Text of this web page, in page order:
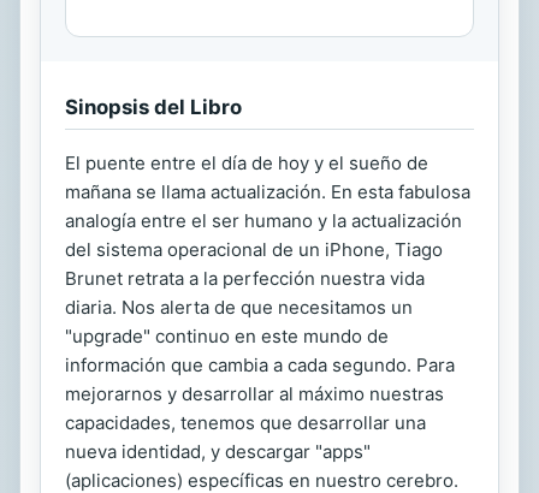
Sinopsis del Libro
El puente entre el día de hoy y el sueño de
mañana se llama actualización. En esta fabulosa
analogía entre el ser humano y la actualización
del sistema operacional de un iPhone, Tiago
Brunet retrata a la perfección nuestra vida
diaria. Nos alerta de que necesitamos un
"upgrade" continuo en este mundo de
información que cambia a cada segundo. Para
mejorarnos y desarrollar al máximo nuestras
capacidades, tenemos que desarrollar una
nueva identidad, y descargar "apps"
(aplicaciones) específicas en nuestro cerebro.